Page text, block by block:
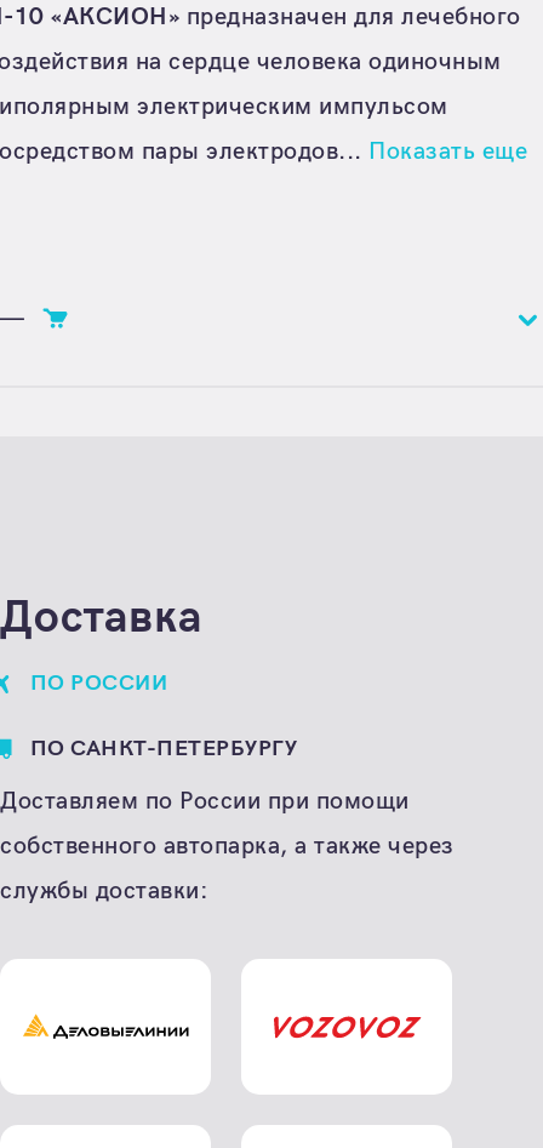
10 «АКСИОН» предназначен для лечебного
на сердце человека одиночным
электрическим импульсом
пары электродов... Показать еще
—
ПО РОССИИ
ПО САНКТ-ПЕТЕРБУРГУ
Доставка
Доставляем по России при помощи
собственного автопарка, а также через
службы доставки: